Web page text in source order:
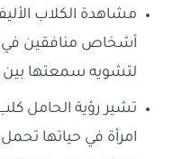
مشاهدة الكلاب
أشخاص منافقين في
لتشويه سمعتها بين
تشير رؤية الحامل
امرأة في حياتها